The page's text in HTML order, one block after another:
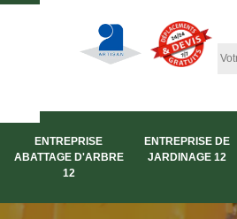
ENTREPRISE
ABATTAGE D'ARBRE
12
ENTREPRISE DE
JARDINAGE 12